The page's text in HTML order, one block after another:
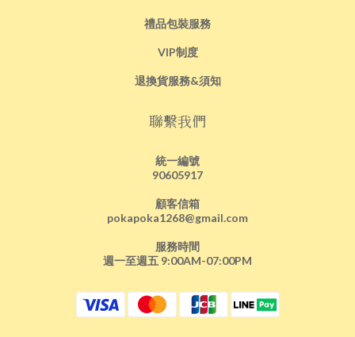
禮品包裝服務
VIP制度
退換貨服務&須知
聯繫我們
統一編號
90605917
顧客信箱
pokapoka1268@gmail.com
服務時間
週一至週五 9:00AM-07:00PM